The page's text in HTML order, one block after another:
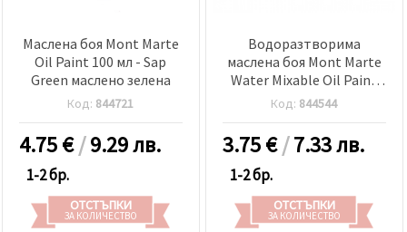
Маслена боя Mont Marte
Oil Paint 100 мл - Sap
Green маслено зелена
Код: 844721
4.75€/9.29 лв.
1-2 бр.
ОТСТЪПКИ
ЗА КОЛИЧЕСТВО
Водоразтворима
маслена боя Mont Marte
Water Mixable Oil Paint
37 мл -Orange оранжево
Код: 844544
3.75€/7.33 лв.
1-2 бр.
ОТСТЪПКИ
ЗА КОЛИЧЕСТВО